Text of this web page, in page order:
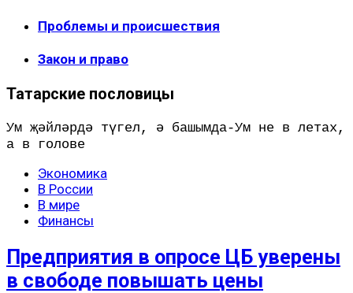
Проблемы и происшествия
Закон и право
Татарские пословицы
Ум җәйләрдә түгел, ә башымда-Ум не в летах,
а в голове
Экономика
В России
В мире
Финансы
Предприятия в опросе ЦБ уверены
в свободе повышать цены